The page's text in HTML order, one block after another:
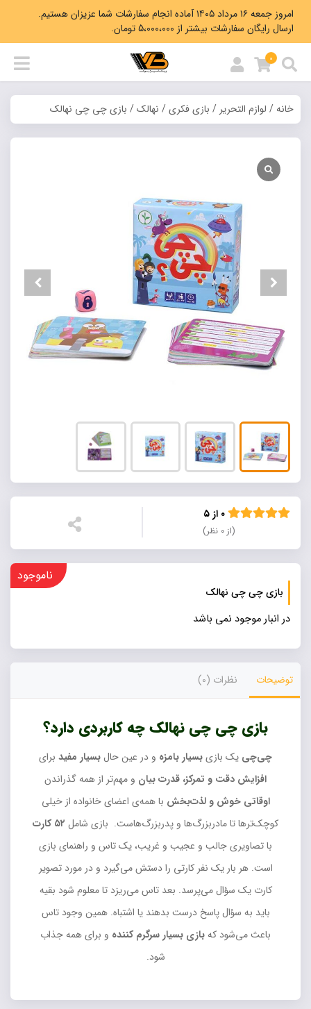
امروز جمعه ۱۶ مرداد ۱۴۰۵ آماده انجام سفارشات شما عزیزان هستیم.
ارسال رایگان سفارشات بیشتر از 5،000،000 تومان.
0
خانه/ لوازم التحریر / بازی فکری/ نهالک/ بازی چی چی نهالک
(از ۰ نظر)
بازی چی چی نهالک
ناموجود
در انبار موجود نمی باشد
توضیحات نظرات (0)
بازی چی چی نهالک چه کاربردی دارد؟
چی‌چی یک بازیبسیار بامزه و در عین حال بسیار مفید برای
افزایش دقت و تمرکز، قدرت بیان و مهم‌تر از همه گذراندن
اوقاتی خوش و لذت‌بخش با همه‌ی اعضای خانواده از خیلی
کوچک‌ترها تا مادر‌بزرگ‌ها و پدربزرگ‌هاست. بازی شامل ۵۲ کارت
با تصاویری جالب و عجیب و غریب، یک تاس و راهنمای بازی
است. هر بار یک نفر کارتی را دستش می‌گیرد و در مورد تصویر
کارت یک سؤال می‌پرسد. بعد تاس می‌ریزد تا معلوم شود بقیه
باید به سؤال پاسخ درست بدهند یا اشتباه. همین وجود تاس
باعث می‌شود کهبازی بسیار سرگرم کننده و برای همه جذاب
شود.